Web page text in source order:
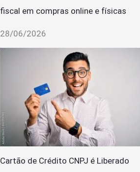
fiscal em compras online e físicas
28/06/2026
Cartão de Crédito CNPJ é Liberado